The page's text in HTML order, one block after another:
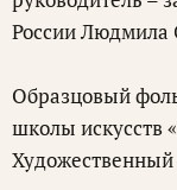
России Людмила
Образцовый
школы искусств
Художественный